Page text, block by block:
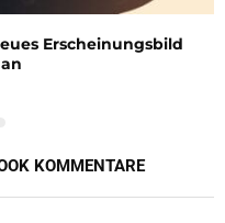
Erscheinungsbild
KOMMENTARE